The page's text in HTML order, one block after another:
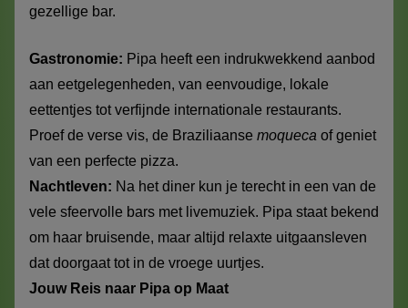
gezellige bar.
Gastronomie: Pipa heeft een indrukwekkend aanbod
aan eetgelegenheden, van eenvoudige, lokale
eettentjes tot verfijnde internationale restaurants.
Proef de verse vis, de Braziliaanse moqueca of geniet
van een perfecte pizza.
Nachtleven: Na het diner kun je terecht in een van de
vele sfeervolle bars met livemuziek. Pipa staat bekend
om haar bruisende, maar altijd relaxte uitgaansleven
dat doorgaat tot in de vroege uurtjes.
Jouw Reis naar Pipa op Maat